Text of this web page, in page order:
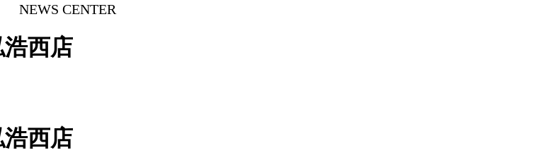
NEWS CENTER
西店
西店